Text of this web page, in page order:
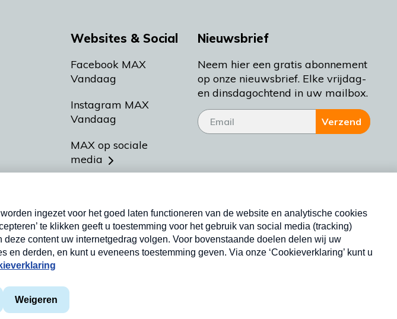
Websites & Social
Facebook MAX
Vandaag
Instagram MAX
Vandaag
MAX op sociale
media
Meldpunt Actueel
Heel Holland Bakt
Nieuwsbrief
Neem hier een gratis abonnement
op onze nieuwsbrief. Elke vrijdag-
en dinsdagochtend in uw mailbox.
Verzend
Cookieverklaring
Nieuwsbrief
Neem hier een gratis abonnement op onze